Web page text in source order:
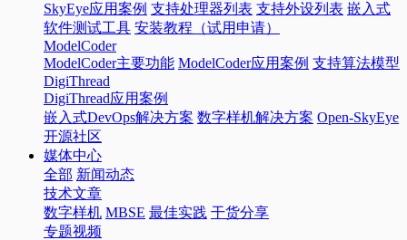
SkyEye应用案例 支持处理器列表 支持外设列表 嵌入式
软件测试工具 安装教程（试用申请）
ModelCoder
ModelCoder主要功能 ModelCoder应用案例 支持算法模型
DigiThread
DigiThread应用案例
嵌入式DevOps解决方案 数字样机解决方案 Open-SkyEye
开源社区
媒体中心
全部 新闻动态
技术文章
数字样机 MBSE 最佳实践 干货分享
专题视频